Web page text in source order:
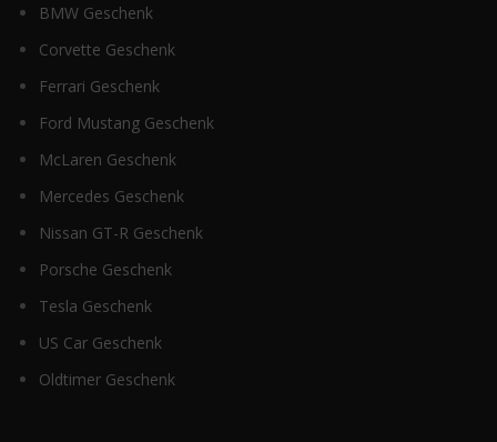
BMW Geschenk
Corvette Geschenk
Ferrari Geschenk
Ford Mustang Geschenk
McLaren Geschenk
Mercedes Geschenk
Nissan GT-R Geschenk
Porsche Geschenk
Tesla Geschenk
US Car Geschenk
Oldtimer Geschenk